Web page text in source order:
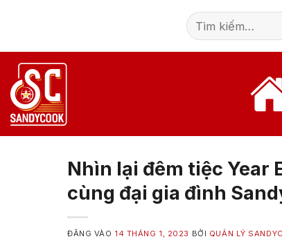
dung
Tìm
kiếm:
Nhìn lại đêm tiệc Year
cùng đại gia đình
ĐĂNG VÀO 14 THÁNG 1, 2023 BỞI QUẢN LÝ